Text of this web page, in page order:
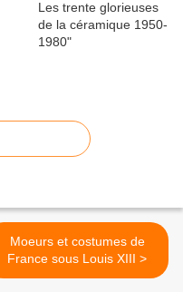
Moeurs et costumes de
France sous Louis XIII >